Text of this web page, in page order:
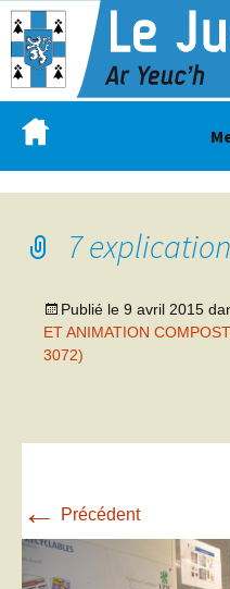
7
Publié le 9 avril 2015
ET ANIMATION
3072)
← Précédent